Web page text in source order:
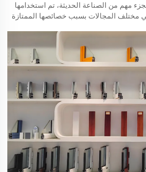
مهم من الصناعة الحديثة، تم استخدامها
المجالات بسبب خصائصها الممتازة
الطلب العالمي المتزايد على الطاقة...